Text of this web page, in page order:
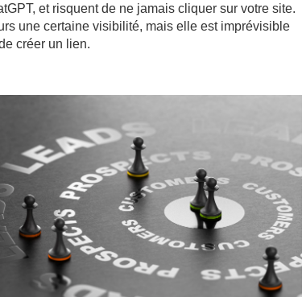
et risquent de ne jamais cliquer sur votre site.
une certaine visibilité, mais elle est imprévisible
créer un lien.